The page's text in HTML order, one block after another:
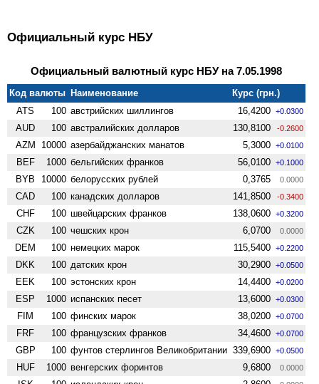
Официальный курс НБУ
Официальный валютный курс НБУ на 7.05.1998
Код валюты Наименование
Курс (грн.)
ATS
100 австрийских шиллингов 16,4200 +0.0300
AUD 100 австралийских долларов 130,8100 -0.2600
AZM 10000 азербайджанских манатов 5,3000 +0.0100
BEF 1000 бельгийских франков 56,0100 +0.1000
BYB 10000 белорусских рублей 0,3765 0.0000
CAD 100 канадских долларов 141,8500 -0.3400
CHF 100 швейцарских франков 138,0600 +0.3200
CZK 100 чешских крон 6,0700 0.0000
DEM 100 немецких марок 115,5400 +0.2200
DKK 100 датских крон 30,2900 +0.0500
EEK 100 эстонских крон 14,4400 +0.0200
ESP 1000 испанских песет 13,6000 +0.0300
FIM 100 финских марок 38,0200 +0.0700
FRF 100 французских франков 34,4600 +0.0700
GBP 100 фунтов стерлингов Велико­британии 339,6900 +0.0500
HUF 1000 венгерских форинтов 9,6800 0.0000